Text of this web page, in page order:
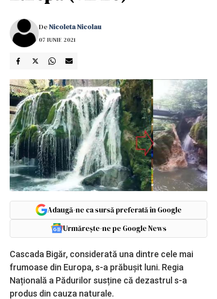
DeNicoleta Nicolau
07 IUNIE 2021
Adaugă-ne ca sursă preferată în Google
Urmărește-ne pe Google News
Cascada Bigăr, considerată una dintre cele mai
frumoase din Europa, s-a prăbușit luni. Regia
Națională a Pădurilor susține că dezastrul s-a
produs din cauza naturale.